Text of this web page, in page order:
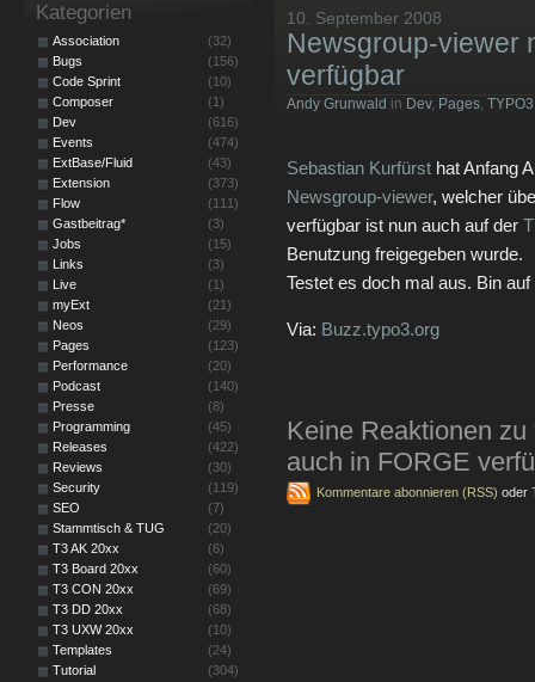
10. September 2008
Newsgroup-viewer
verfügbar
Andy Grunwald in Dev, Pages, TYPO3
Sebastian Kurfürst hat Anfang
Newsgroup-viewer, welcher
verfügbar ist nun auch auf der
Benutzung freigegeben wurde.
Testet es doch mal aus. Bin
Via: Buzz.typo3.org
Keine Reaktionen
auch in FORGE
Kommentare abonnieren (RSS) oder
Kategorien
Association
(32)
Bugs
(156)
Code Sprint
(10)
Composer
(1)
Dev
(616)
Events
(474)
ExtBase/Fluid
(43)
Extension
(373)
Flow
(111)
Gastbeitrag*
(3)
Jobs
(15)
Links
(3)
Live
(1)
myExt
(21)
Neos
(29)
Pages
(123)
Performance
(20)
Podcast
(140)
Presse
(8)
Programming
(45)
Releases
(422)
Reviews
(30)
Security
(119)
SEO
(7)
Stammtisch & TUG
(20)
T3 AK 20xx
(6)
T3 Board 20xx
(60)
T3 CON 20xx
(69)
T3 DD 20xx
(68)
T3 UXW 20xx
(10)
Templates
(24)
Tutorial
(304)